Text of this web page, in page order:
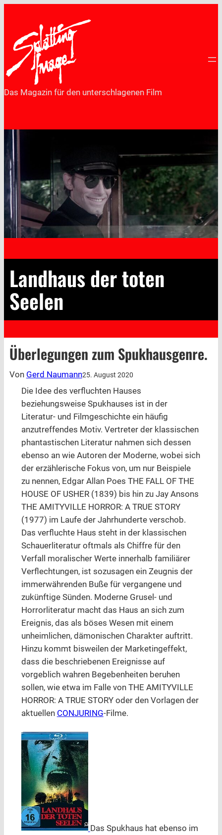
springen
Das Magazin für den unterschlagenen Film
Landhaus der toten
Seelen
Überlegungen zum Spukhausgenre.
Von Gerd Naumann25. August 2020
Die Idee des verfluchten Hauses
beziehungsweise Spukhauses ist in der
Literatur- und Filmgeschichte ein häufig
anzutreffendes Motiv. Vertreter der klassischen
phantastischen Literatur nahmen sich dessen
ebenso an wie Autoren der Moderne, wobei sich
der erzählerische Fokus von, um nur Beispiele
zu nennen, Edgar Allan Poes THE FALL OF THE
HOUSE OF USHER (1839) bis hin zu Jay Ansons
THE AMITYVILLE HORROR: A TRUE STORY
(1977) im Laufe der Jahrhunderte verschob.
Das verfluchte Haus steht in der klassischen
Schauerliteratur oftmals als Chiffre für den
Verfall moralischer Werte innerhalb familiärer
Verflechtungen, ist sozusagen ein Zeugnis der
immerwährenden Buße für vergangene und
zukünftige Sünden. Moderne Grusel- und
Horrorliteratur macht das Haus an sich zum
Ereignis, das als böses Wesen mit einem
unheimlichen, dämonischen Charakter auftritt.
Hinzu kommt bisweilen der Marketingeffekt,
dass die beschriebenen Ereignisse auf
vorgeblich wahren Begebenheiten beruhen
sollen, wie etwa im Falle von THE AMITYVILLE
HORROR: A TRUE STORY oder den Vorlagen der
aktuellen CONJURING-Filme.
Das Spukhaus hat ebenso im